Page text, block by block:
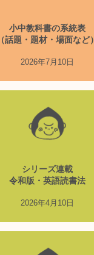
小中教科書の系統表
（話題・題材・場面など）
2026年7月10日
シリーズ連載
令和版・英語読書法
2026年4月10日